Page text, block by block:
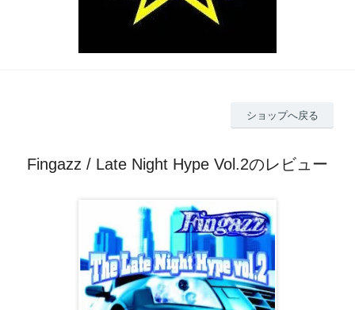
ショップへ戻る
Fingazz / Late Night Hype Vol.2のレビュー